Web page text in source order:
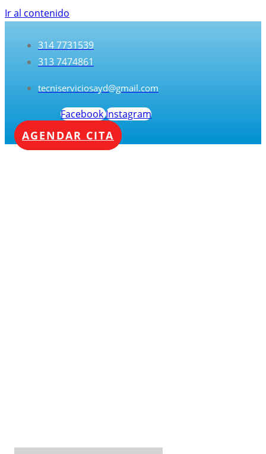
Ir al contenido
314 7731539
313 7474861
tecniserviciosayd@gmail.com
FacebookInstagram
AGENDAR CITA